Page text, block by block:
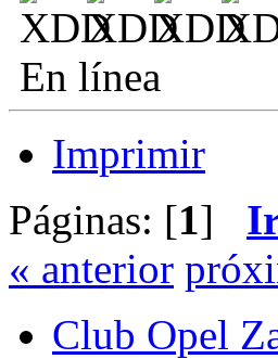
En línea
Imprimir
Páginas: [1]
« anterior
Club Opel